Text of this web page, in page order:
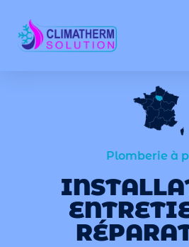
Plomberie à